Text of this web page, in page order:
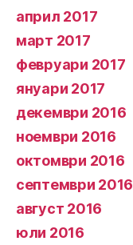
април 2017
март 2017
февруари 2017
януари 2017
декември 2016
ноември 2016
октомври 2016
септември 2016
август 2016
юли 2016